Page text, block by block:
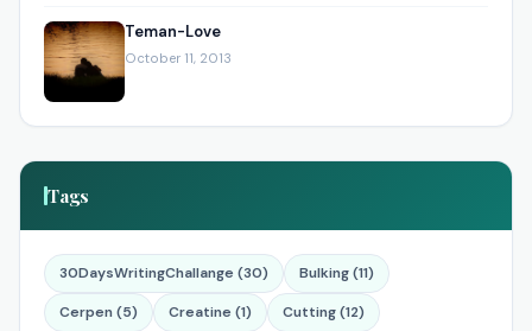
Teman-Love
October 11, 2013
Tags
30DaysWritingChallange (30) Bulking (11)
Cerpen (5) Creatine (1) Cutting (12)